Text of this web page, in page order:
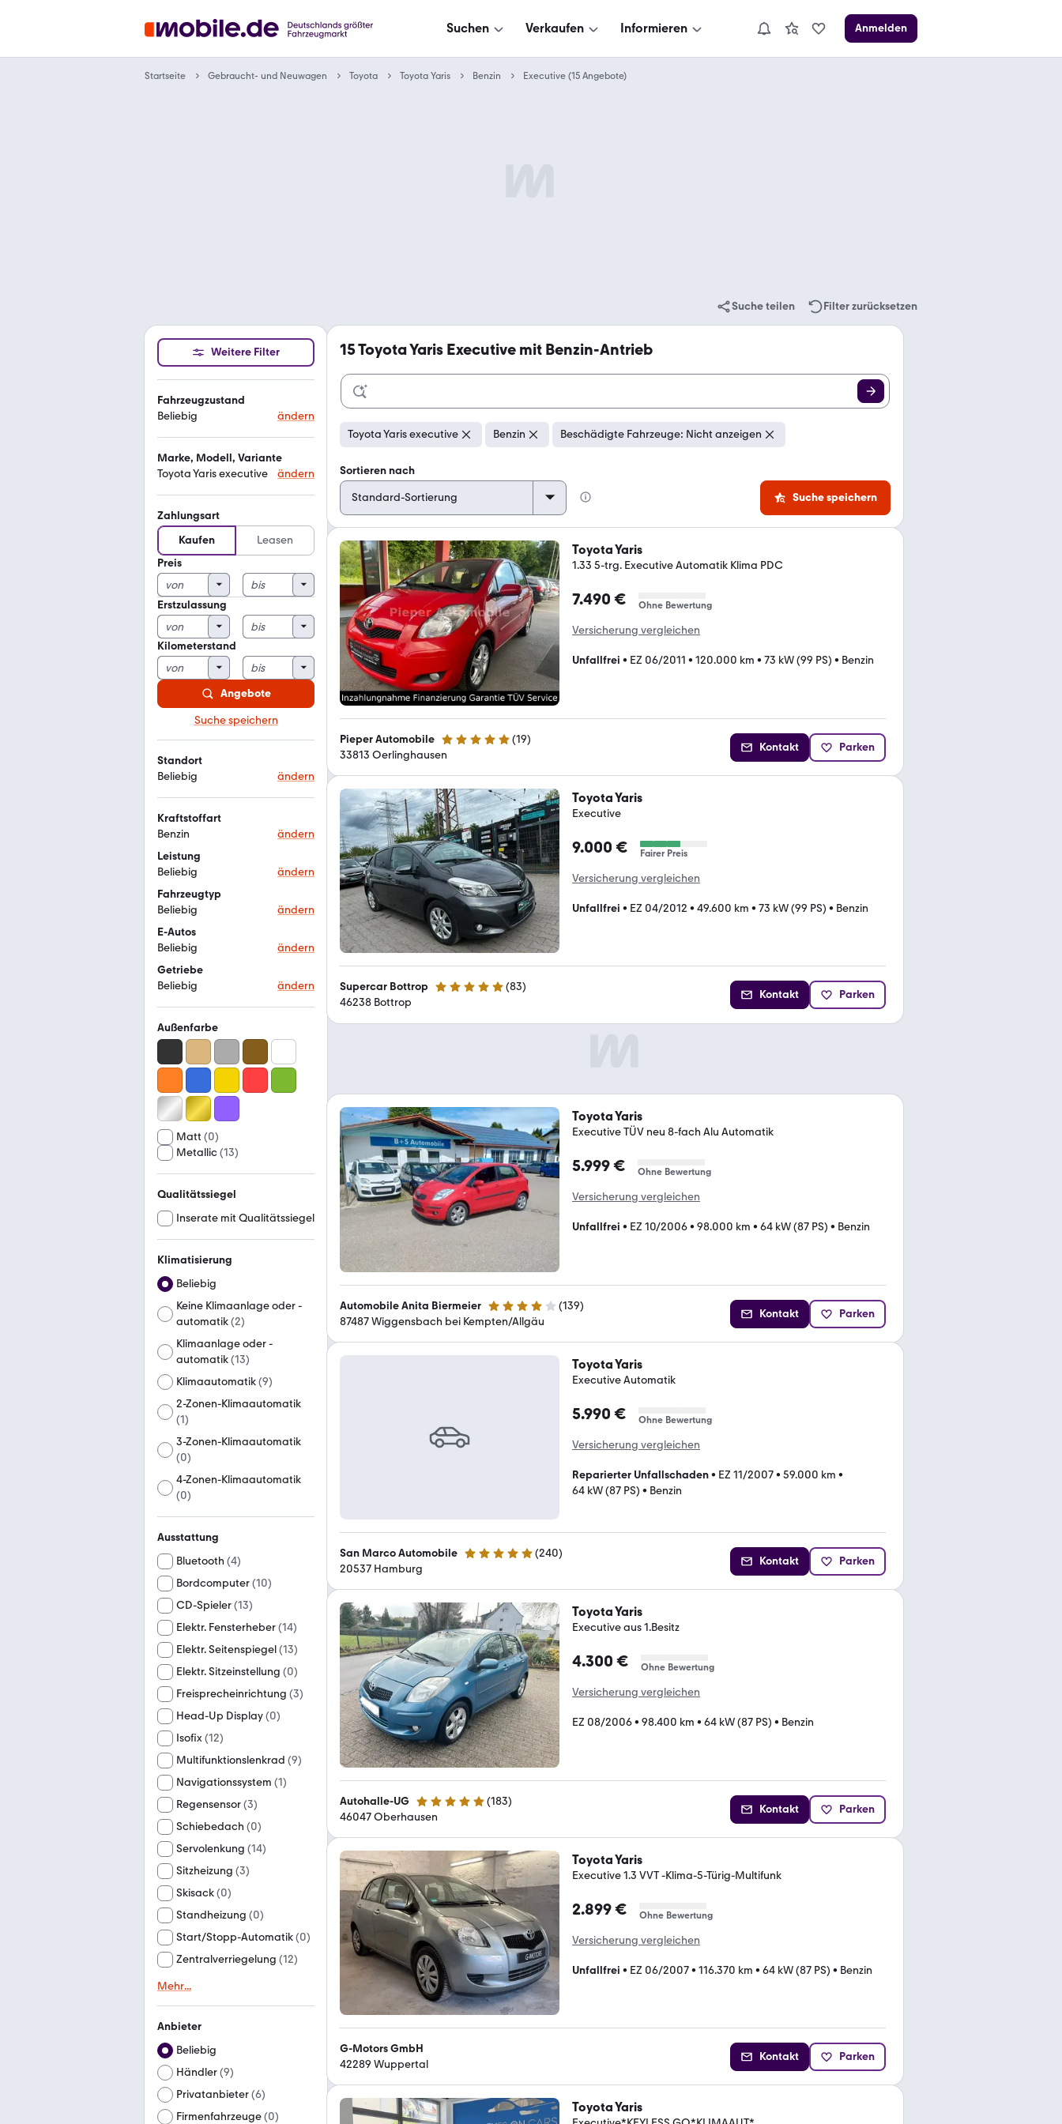
Suchen Verkaufen Informieren Anmelden
Startseite Gebraucht- und Neuwagen Toyota Toyota Yaris Benzin Executive (15 Angebote)
Suche teilen Filter zurücksetzen
Weitere Filter
Fahrzeugzustand
Beliebig
ändern
Marke, Modell, Variante
Toyota Yaris executive
ändern
Zahlungsart
Kaufen
Leasen
Preis
Erstzulassung
Kilometerstand
Angebote
Suche speichern
Standort
Beliebig
ändern
Kraftstoffart
Benzin
ändern
Leistung
Beliebig
ändern
Fahrzeugtyp
Beliebig
ändern
E-Autos
Beliebig
ändern
Getriebe
Beliebig
ändern
Außenfarbe
Matt (0)
Metallic(13)
Qualitätssiegel
Inserate mit Qualitätssiegel
Klimatisierung
Beliebig
Keine Klimaanlage oder -
automatik(2)
Klimaanlage oder -
automatik(13)
Klimaautomatik(9)
2-Zonen-Klimaautomatik
(1)
3-Zonen-Klimaautomatik
(0)
4-Zonen-Klimaautomatik
(0)
Ausstattung
Bluetooth (4)
Bordcomputer(10)
CD-Spieler(13)
Elektr. Fensterheber(14)
Elektr. Seitenspiegel(13)
Elektr. Sitzeinstellung (0)
Freisprecheinrichtung (3)
Head-Up Display(0)
Isofix(12)
Multifunktionslenkrad (9)
Navigationssystem (1)
Regensensor(3)
Schiebedach (0)
Servolenkung (14)
Sitzheizung (3)
Skisack(0)
Standheizung (0)
Start/Stopp-Automatik(0)
Zentralverriegelung (12)
Mehr...
Anbieter
Beliebig
Händler(9)
Privatanbieter(6)
Firmenfahrzeuge(0)
15Toyota Yaris Executive mit Benzin-Antrieb
Toyota Yaris executive Benzin Beschädigte Fahrzeuge: Nicht anzeigen
Sortieren nach
Suche speichern
Toyota Yaris
1.33 5-trg. Executive Automatik Klima PDC
7.490 € Ohne Bewertung
Versicherung vergleichen
Unfallfrei • EZ 06/2011 • 120.000 km • 73 kW (99 PS) • Benzin
Pieper Automobile 4.9 Sterne (19)
33813 Oerlinghausen
Kontakt Parken
Toyota Yaris
Executive
9.000 € Fairer Preis
Versicherung vergleichen
Unfallfrei • EZ 04/2012 • 49.600 km • 73 kW (99 PS) • Benzin
Supercar Bottrop 4.8 Sterne (83)
46238 Bottrop
Kontakt Parken
Toyota Yaris
Executive TÜV neu 8-fach Alu Automatik
5.999 € Ohne Bewertung
Versicherung vergleichen
Unfallfrei • EZ 10/2006• 98.000 km • 64 kW (87 PS) • Benzin
Automobile Anita Biermeier 4.2 Sterne (139)
87487 Wiggensbach bei Kempten/Allgäu
Kontakt Parken
Toyota Yaris
Executive Automatik
5.990 € Ohne Bewertung
Versicherung vergleichen
Reparierter Unfallschaden• EZ 11/2007• 59.000 km •
64 kW (87 PS) • Benzin
San Marco Automobile 4.9 Sterne (240)
20537 Hamburg
Kontakt Parken
Toyota Yaris
Executive aus 1.Besitz
4.300 € Ohne Bewertung
Versicherung vergleichen
EZ 08/2006• 98.400 km • 64 kW (87 PS) • Benzin
Autohalle-UG 4.9 Sterne (183)
46047 Oberhausen
Kontakt Parken
Toyota Yaris
Executive 1.3 VVT -Klima-5-Türig-Multifunk
2.899 € Ohne Bewertung
Versicherung vergleichen
Unfallfrei • EZ 06/2007• 116.370 km • 64 kW (87 PS) • Benzin
G-Motors GmbH
42289 Wuppertal
Kontakt Parken
Toyota Yaris